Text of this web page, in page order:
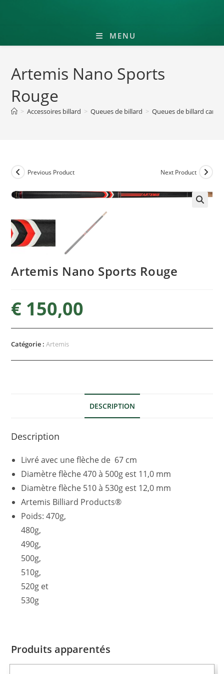
MENU
Artemis Nano Sports
Rouge
> Accessoires billard > Queues de billard > Queues de billard
Previous Product Next Product
Artemis Nano Sports Rouge
€ 150,00
Catégorie :Artemis
DESCRIPTION
Description
Livré avec une flèche de 67 cm
Diamètre flèche 470 à 500g est 11,0 mm
Diamètre flèche 510 à 530g est 12,0 mm
Artemis Billiard Products®
Poids: 470g,
480g,
490g,
500g,
510g,
520g et
530g
Produits apparentés